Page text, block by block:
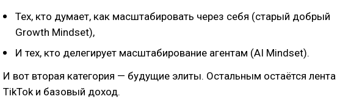
Тех, кто думает, как масштабировать через себя (старый добрый
Growth Mindset),
И тех, кто делегирует масштабирование агентам (AI Mindset).
И вот вторая категория — будущие элиты. Остальным остаётся лента
TikTok и базовый доход.